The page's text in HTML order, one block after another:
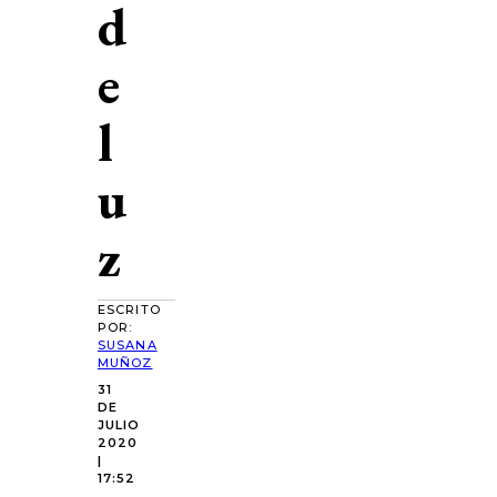
d
e
l
u
z
ESCRITO
POR:
SUSANA
MUÑOZ
31
DE
JULIO
2020
|
17:52